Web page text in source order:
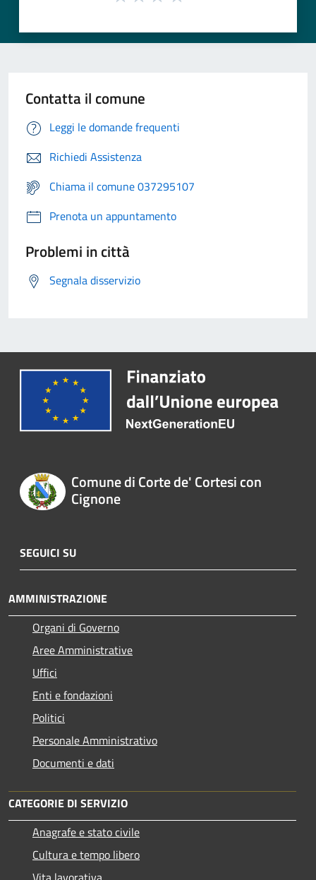
Contatta il comune
Leggi le domande frequenti
Richiedi Assistenza
Chiama il comune 037295107
Prenota un appuntamento
Problemi in città
Segnala disservizio
Comune di Corte de' Cortesi con
Cignone
SEGUICI SU
AMMINISTRAZIONE
Organi di Governo
Aree Amministrative
Uffici
Enti e fondazioni
Politici
Personale Amministrativo
Documenti e dati
CATEGORIE DI SERVIZIO
Anagrafe e stato civile
Cultura e tempo libero